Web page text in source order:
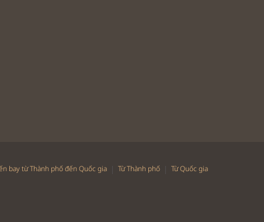
bay từ Thành phố đến Quốc gia | Từ Thành phố | Từ Quốc gia